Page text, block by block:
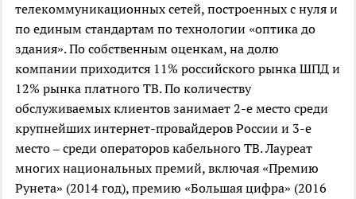
телекоммуникационных сетей, построенных с нуля и
по единым стандартам по технологии «оптика до
здания». По собственным оценкам, на долю
компании приходится 11% российского рынка ШПД и
12% рынка платного ТВ. По количеству
обслуживаемых клиентов занимает 2-е место среди
крупнейших интернет-провайдеров России и 3-е
место – среди операторов кабельного ТВ. Лауреат
многих национальных премий, включая «Премию
Рунета» (2014 год), премию «Большая цифра» (2016